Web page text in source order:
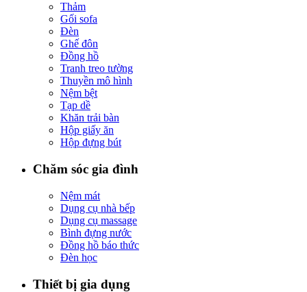
Thảm
Gối sofa
Đèn
Ghế đôn
Đồng hồ
Tranh treo tường
Thuyền mô hình
Nệm bệt
Tạp dề
Khăn trải bàn
Hộp giấy ăn
Hộp đựng bút
Chăm sóc gia đình
Nệm mát
Dụng cụ nhà bếp
Dụng cụ massage
Bình đựng nước
Đồng hồ báo thức
Đèn học
Thiết bị gia dụng